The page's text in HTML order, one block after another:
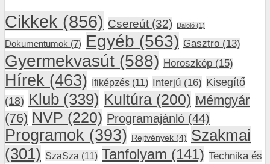
Cikkek (856) Csereút (32) Daloló (1)
Dokumentumok (7) Egyéb (563) Gasztro (13)
Gyermekvasút (588) Horoszkóp (15)
Hírek (463) Ifiképzés (11) Interjú (16) Kisegítő
(18) Klub (339) Kultúra (200) Mémgyár
(76) NVP (220) Programajánló (44)
Programok (393) Rejtvények (4) Szakmai
(301) SzaSza (11) Tanfolyam (141) Technika és